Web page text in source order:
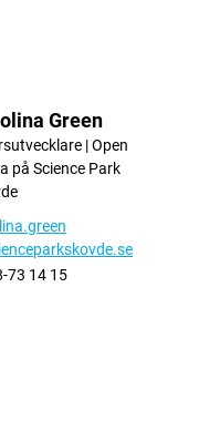
Green
| Open
på Science Park
73 14 15